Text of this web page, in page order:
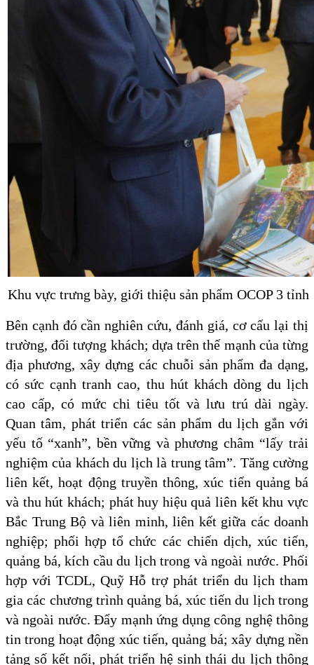
Khu vực trưng bày, giới thiệu sản phẩm OCOP 3 tỉnh
Bên cạnh đó cần nghiên cứu, đánh giá, cơ cấu lại thị
trường, đối tượng khách; dựa trên thế mạnh của từng
địa phương, xây dựng các chuỗi sản phẩm đa dạng,
có sức cạnh tranh cao, thu hút khách dòng du lịch
cao cấp, có mức chi tiêu tốt và lưu trú dài ngày.
Quan tâm, phát triển các sản phẩm du lịch gắn với
yếu tố “xanh”, bền vững và phương châm “lấy trải
nghiệm của khách du lịch là trung tâm”. Tăng cường
liên kết, hoạt động truyền thông, xúc tiến quảng bá
và thu hút khách; phát huy hiệu quả liên kết khu vực
Bắc Trung Bộ và liên minh, liên kết giữa các doanh
nghiệp; phối hợp tổ chức các chiến dịch, xúc tiến,
quảng bá, kích cầu du lịch trong và ngoài nước. Phối
hợp với TCDL, Quỹ Hỗ trợ phát triển du lịch tham
gia các chương trình quảng bá, xúc tiến du lịch trong
và ngoài nước. Đẩy mạnh ứng dụng công nghệ thông
tin trong hoạt động xúc tiến, quảng bá; xây dựng nền
tảng số kết nối, phát triển hệ sinh thái du lịch thông